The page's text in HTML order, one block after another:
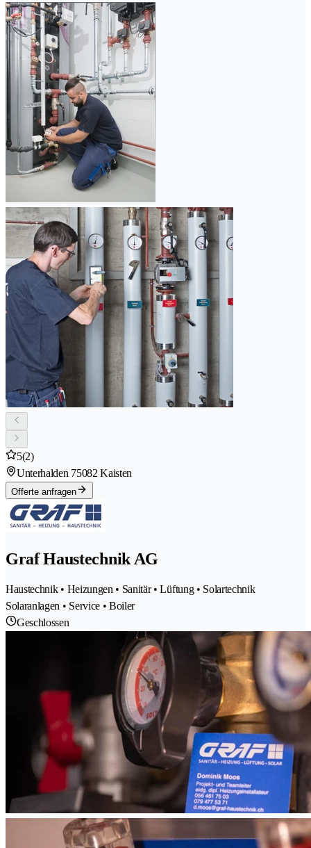
5(2)
Unterhalden 75082 Kaisten
Offerte anfragen
Graf Haustechnik AG
Haustechnik • Heizungen • Sanitär • Lüftung • Solartechnik
Solaranlagen • Service • Boiler
Geschlossen